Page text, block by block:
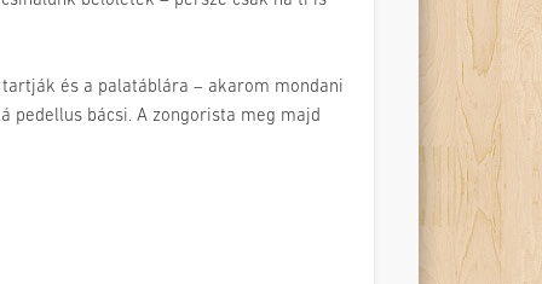
és a palatáblára – akarom mondani
pedellus bácsi. A zongorista meg majd